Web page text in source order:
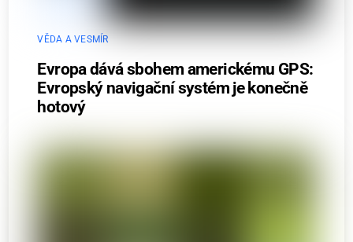
VĚDA A VESMÍR
Evropa dává sbohem americkému GPS:
Evropský navigační systém je konečně
hotový